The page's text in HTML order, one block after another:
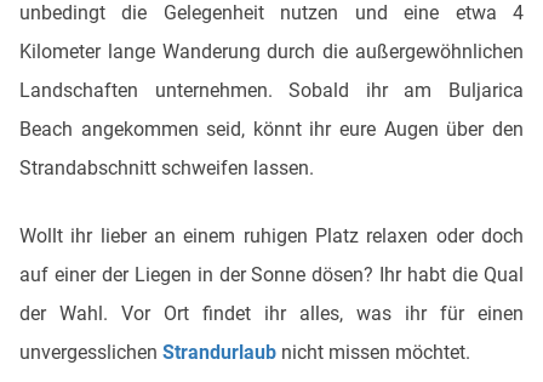
unbedingt die Gelegenheit nutzen und eine etwa 4
Kilometer lange Wanderung durch die außergewöhnlichen
Landschaften unternehmen. Sobald ihr am Buljarica
Beach angekommen seid, könnt ihr eure Augen über den
Strandabschnitt schweifen lassen.
Wollt ihr lieber an einem ruhigen Platz relaxen oder doch
auf einer der Liegen in der Sonne dösen? Ihr habt die Qual
der Wahl. Vor Ort findet ihr alles, was ihr für einen
unvergesslichen Strandurlaub nicht missen möchtet.